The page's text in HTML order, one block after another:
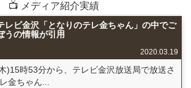
📺 メディア紹介実績
レビ金沢「となりのテレ金ちゃん」の中でご
うの情報が引用
2020.03.19
)15時53分から、テレビ金沢放送局で放送さ
金ちゃん...